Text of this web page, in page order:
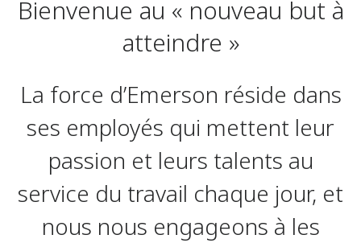
Bienvenue au « nouveau but à
atteindre »
La force d’Emerson réside dans
ses employés qui mettent leur
passion et leurs talents au
service du travail chaque jour, et
nous nous engageons à les